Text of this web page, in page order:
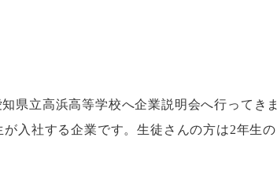
県立高浜高等学校へ企業説明会へ行ってきま
入社する企業です。生徒さんの方は2年生の